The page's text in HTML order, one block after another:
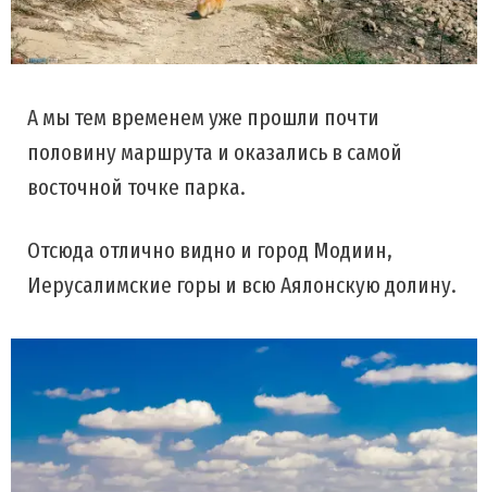
А мы тем временем уже прошли почти
половину маршрута и оказались в самой
восточной точке парка.
Отсюда отлично видно и город Модиин,
Иерусалимские горы и всю Аялонскую долину.